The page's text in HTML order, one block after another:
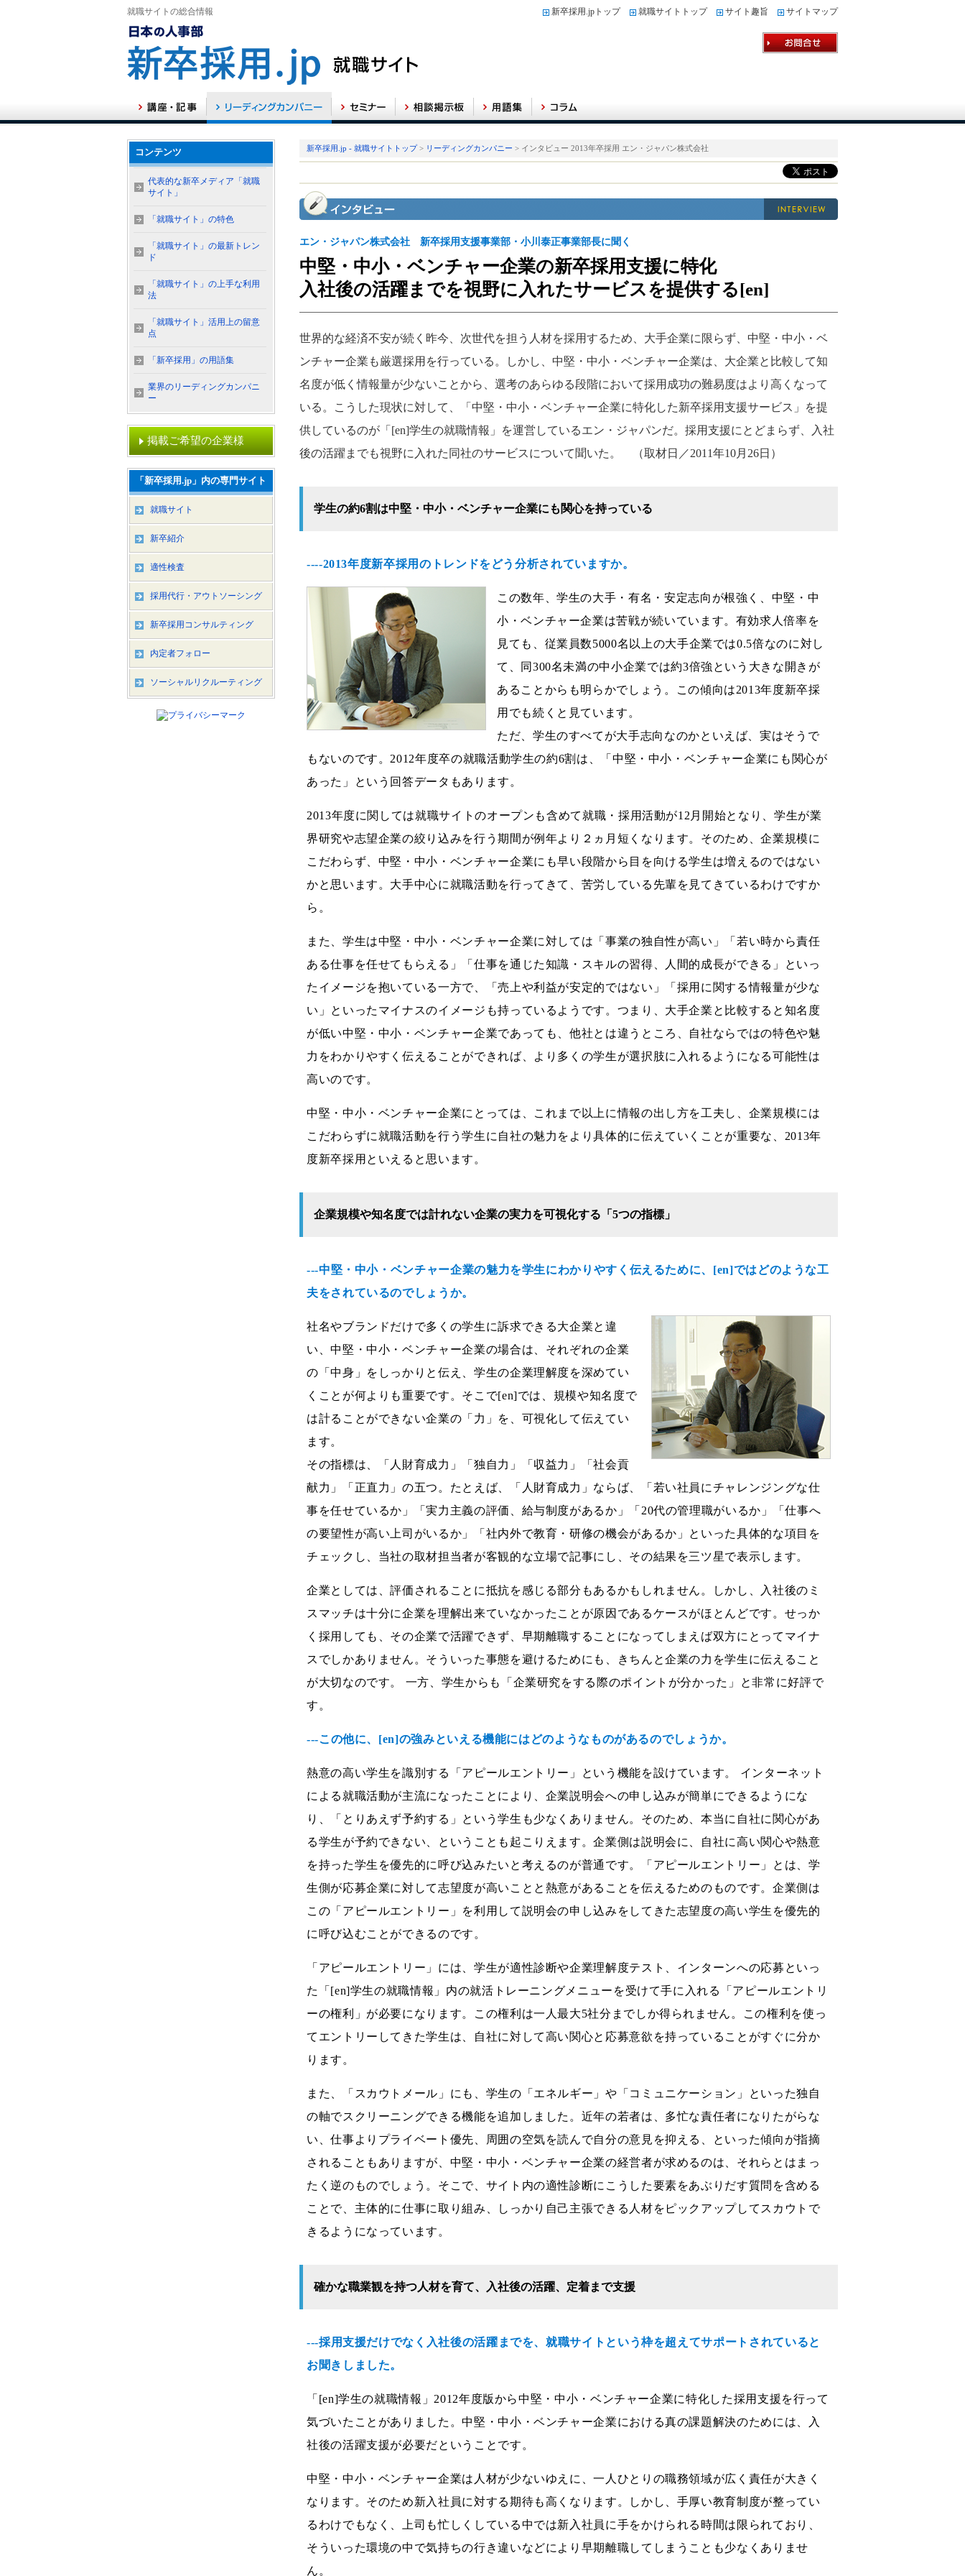
就職サイトの総合情報 新卒採用.jpトップ 就職サイトトップ サイト趣旨 サイトマップ
新卒採用.jp - 就職サイトトップ> リーディングカンパニー > インタビュー 2013年卒採用 エン・ジャパン株式会社
エン・ジャパン株式会社 新卒採用支援事業部・小川泰正事業部長に聞く
中堅・中小・ベンチャー企業の新卒採用支援に特化
入社後の活躍までを視野に入れたサービスを提供する[en]
世界的な経済不安が続く昨今、次世代を担う人材を採用するため、大手企業に限らず、中堅・中小・ベ
ンチャー企業も厳選採用を行っている。しかし、中堅・中小・ベンチャー企業は、大企業と比較して知
名度が低く情報量が少ないことから、選考のあらゆる段階において採用成功の難易度はより高くなって
いる。こうした現状に対して、「中堅・中小・ベンチャー企業に特化した新卒採用支援サービス」を提
供しているのが「[en]学生の就職情報」を運営しているエン・ジャパンだ。採用支援にとどまらず、入社
後の活躍までも視野に入れた同社のサービスについて聞いた。 （取材日／2011年10月26日）
学生の約6割は中堅・中小・ベンチャー企業にも関心を持っている
----2013年度新卒採用のトレンドをどう分析されていますか。
この数年、学生の大手・有名・安定志向が根強く、中堅・中
小・ベンチャー企業は苦戦が続いています。有効求人倍率を
見ても、従業員数5000名以上の大手企業では0.5倍なのに対し
て、同300名未満の中小企業では約3倍強という大きな開きが
あることからも明らかでしょう。この傾向は2013年度新卒採
用でも続くと見ています。
ただ、学生のすべてが大手志向なのかといえば、実はそうで
もないのです。2012年度卒の就職活動学生の約6割は、「中堅・中小・ベンチャー企業にも関心が
あった」という回答データもあります。
2013年度に関しては就職サイトのオープンも含めて就職・採用活動が12月開始となり、学生が業
界研究や志望企業の絞り込みを行う期間が例年より２ヵ月短くなります。そのため、企業規模に
こだわらず、中堅・中小・ベンチャー企業にも早い段階から目を向ける学生は増えるのではない
かと思います。大手中心に就職活動を行ってきて、苦労している先輩を見てきているわけですか
ら。
また、学生は中堅・中小・ベンチャー企業に対しては「事業の独自性が高い」「若い時から責任
ある仕事を任せてもらえる」「仕事を通じた知識・スキルの習得、人間的成長ができる」といっ
たイメージを抱いている一方で、「売上や利益が安定的ではない」「採用に関する情報量が少な
い」といったマイナスのイメージも持っているようです。つまり、大手企業と比較すると知名度
が低い中堅・中小・ベンチャー企業であっても、他社とは違うところ、自社ならではの特色や魅
力をわかりやすく伝えることができれば、より多くの学生が選択肢に入れるようになる可能性は
高いのです。
中堅・中小・ベンチャー企業にとっては、これまで以上に情報の出し方を工夫し、企業規模には
こだわらずに就職活動を行う学生に自社の魅力をより具体的に伝えていくことが重要な、2013年
度新卒採用といえると思います。
企業規模や知名度では計れない企業の実力を可視化する「5つの指標」
---中堅・中小・ベンチャー企業の魅力を学生にわかりやすく伝えるために、[en]ではどのような工
夫をされているのでしょうか。
社名やブランドだけで多くの学生に訴求できる大企業と違
い、中堅・中小・ベンチャー企業の場合は、それぞれの企業
の「中身」をしっかりと伝え、学生の企業理解度を深めてい
くことが何よりも重要です。そこで[en]では、規模や知名度で
は計ることができない企業の「力」を、可視化して伝えてい
ます。
その指標は、「人財育成力」「独自力」「収益力」「社会貢
献力」「正直力」の五つ。たとえば、「人財育成力」ならば、「若い社員にチャレンジングな仕
事を任せているか」「実力主義の評価、給与制度があるか」「20代の管理職がいるか」「仕事へ
の要望性が高い上司がいるか」「社内外で教育・研修の機会があるか」といった具体的な項目を
チェックし、当社の取材担当者が客観的な立場で記事にし、その結果を三ツ星で表示します。
企業としては、評価されることに抵抗を感じる部分もあるかもしれません。しかし、入社後のミ
スマッチは十分に企業を理解出来ていなかったことが原因であるケースがほとんどです。せっか
く採用しても、その企業で活躍できず、早期離職することになってしまえば双方にとってマイナ
スでしかありません。そういった事態を避けるためにも、きちんと企業の力を学生に伝えること
が大切なのです。 一方、学生からも「企業研究をする際のポイントが分かった」と非常に好評で
す。
---この他に、[en]の強みといえる機能にはどのようなものがあるのでしょうか。
熱意の高い学生を識別する「アピールエントリー」という機能を設けています。 インターネット
による就職活動が主流になったことにより、企業説明会への申し込みが簡単にできるようにな
り、「とりあえず予約する」という学生も少なくありません。そのため、本当に自社に関心があ
る学生が予約できない、ということも起こりえます。企業側は説明会に、自社に高い関心や熱意
を持った学生を優先的に呼び込みたいと考えるのが普通です。「アピールエントリー」とは、学
生側が応募企業に対して志望度が高いことと熱意があることを伝えるためのものです。企業側は
この「アピールエントリー」を利用して説明会の申し込みをしてきた志望度の高い学生を優先的
に呼び込むことができるのです。
「アピールエントリー」には、学生が適性診断や企業理解度テスト、インターンへの応募といっ
た「[en]学生の就職情報」内の就活トレーニングメニューを受けて手に入れる「アピールエントリ
ーの権利」が必要になります。この権利は一人最大5社分までしか得られません。この権利を使っ
てエントリーしてきた学生は、自社に対して高い関心と応募意欲を持っていることがすぐに分か
ります。
また、「スカウトメール」にも、学生の「エネルギー」や「コミュニケーション」といった独自
の軸でスクリーニングできる機能を追加しました。近年の若者は、多忙な責任者になりたがらな
い、仕事よりプライベート優先、周囲の空気を読んで自分の意見を抑える、といった傾向が指摘
されることもありますが、中堅・中小・ベンチャー企業の経営者が求めるのは、それらとはまっ
たく逆のものでしょう。そこで、サイト内の適性診断にこうした要素をあぶりだす質問を含める
ことで、主体的に仕事に取り組み、しっかり自己主張できる人材をピックアップしてスカウトで
きるようになっています。
確かな職業観を持つ人材を育て、入社後の活躍、定着まで支援
---採用支援だけでなく入社後の活躍までを、就職サイトという枠を超えてサポートされていると
お聞きしました。
「[en]学生の就職情報」2012年度版から中堅・中小・ベンチャー企業に特化した採用支援を行って
気づいたことがありました。中堅・中小・ベンチャー企業における真の課題解決のためには、入
社後の活躍支援が必要だということです。
中堅・中小・ベンチャー企業は人材が少ないゆえに、一人ひとりの職務領域が広く責任が大きく
なります。そのため新入社員に対する期待も高くなります。しかし、手厚い教育制度が整ってい
るわけでもなく、上司も忙しくしている中では新入社員に手をかけられる時間は限られており、
そういった環境の中で気持ちの行き違いなどにより早期離職してしまうことも少なくありませ
ん。
コンテンツ
代表的な新卒メディア「就職
サイト」
「就職サイト」の特色
「就職サイト」の最新トレン
ド
「就職サイト」の上手な利用
法
「就職サイト」活用上の留意
点
「新卒採用」の用語集
業界のリーディングカンパニ
ー
掲載ご希望の企業様
「新卒採用.jp」内の専門サイト
就職サイト
新卒紹介
適性検査
採用代行・アウトソーシング
新卒採用コンサルティング
内定者フォロー
ソーシャルリクルーティング